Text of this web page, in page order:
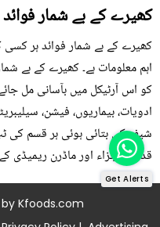
کھیرے کے بے شمار فوائد
کھیرے کے بے شمار فوائد ہر کسی
اہم معلومات ہے۔ کھیرے کے بے
کو اس آرٹیکل میں بآسانی مل
ادویات، بیماریوں، فیشن،
شیف کی بتائی ہوئی ہر قسم کی
قدرتی اجزاء اور ماڈرن ریمیڈی
Kfoods.com
Get Alerts